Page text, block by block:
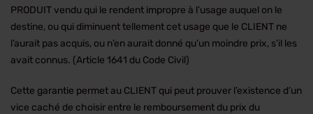
PRODUIT vendu qui le rendent impropre à l’usage auquel on le
destine, ou qui diminuent tellement cet usage que le CLIENT ne
l’aurait pas acquis, ou n’en aurait donné qu’un moindre prix, s'il les
avait connus. (Article 1641 du Code Civil)
Cette garantie permet au CLIENT qui peut prouver l’existence d’un
vice caché de choisir entre le remboursement du prix du